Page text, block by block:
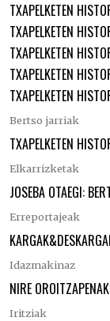
TXAPELKETEN
TXAPELKETEN
TXAPELKETEN
TXAPELKETEN
TXAPELKETEN
Bertso jarriak
TXAPELKETEN
Elkarrizketak
JOSEBA OTAEGI:
Erreportajeak
Idazmakinaz
NIRE OROITZAPENAK
Iritziak